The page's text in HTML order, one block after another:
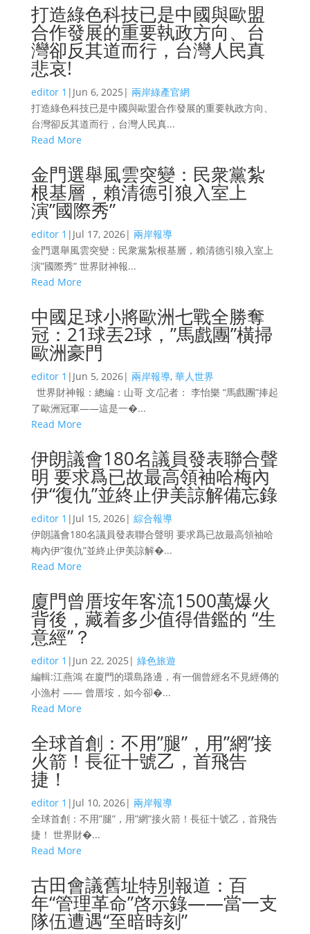
打造綠色科技已是中國與歐盟
合作發展的重要執政方向、台
灣卻反其道而行，台灣人民真
悲哀!
editor 1 | Jun 6, 2025 | 兩岸綠產官網
打造綠色科技已是中國與歐盟合作發展的重要執政方向、
台灣卻反其道而行，台灣人民真...
Read More
金門選舉風雲突變：民衆黨紮
根基層，賴清德引狼入室上
演”國際秀”
editor 1 | Jul 17, 2026| 兩岸報導
金門選舉風雲突變：民衆黨紮根基層，賴清德引狼入室上
演”國際秀” 世界財神報...
Read More
中國足球小將歐洲七戰全勝奪
冠：21球丟2球，”馬戲團”橫掃
歐洲豪門
editor 1 | Jun 5, 2026| 兩岸報導, 華人世界
世界財神報：總編：山哥 文/記者： 李怡樂 “馬戲團”捧起
了歐洲冠軍——這是一�...
Read More
伊朗議會180名議員發表聯合聲
明 要求爲已故最高領袖哈梅內
伊“復仇”並終止伊美諒解備忘錄
editor 1 | Jul 15, 2026| 綜合報導
伊朗議會180名議員發表聯合聲明 要求爲已故最高領袖哈
梅內伊“復仇”並終止伊美諒解�...
Read More
廈門曾厝垵年客流1500萬爆火
背後，藏着多少值得借鑑的 “生
意經”？
editor 1 | Jun 22, 2025 | 綠色旅遊
編輯:江燕鴻 在廈門的環島路邊，有一個曾經名不見經傳的
小漁村 —— 曾厝垵，如今卻�...
Read More
全球首創：不用”腿”，用”網”接
火箭！長征十號乙，首飛告
捷！
editor 1 | Jul 10, 2026| 兩岸報導
全球首創：不用”腿”，用”網”接火箭！長征十號乙，首飛告
捷！ 世界財�...
Read More
古田會議舊址特別報道：百
年“管理革命”啓示錄——當一支
隊伍遭遇“至暗時刻”